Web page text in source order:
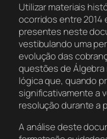
Utilizar materiais
ocorridos entre 2014
presentes neste
vestibulando uma
evolução das
questões de Álgebra
lógica que, quando
significativamente a
resolução durante a
A análise deste